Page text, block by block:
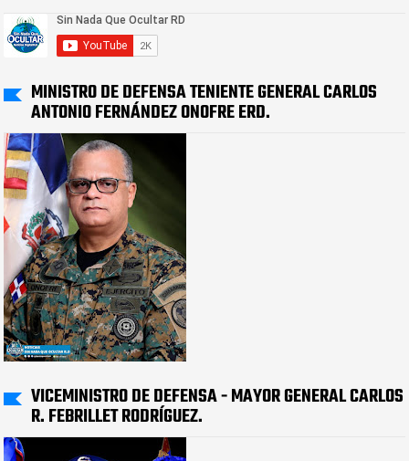
MINISTRO DE DEFENSA TENIENTE GENERAL CARLOS
ANTONIO FERNÁNDEZ ONOFRE ERD.
VICEMINISTRO DE DEFENSA - MAYOR GENERAL CARLOS
R. FEBRILLET RODRÍGUEZ.